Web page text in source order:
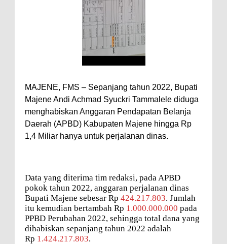
MAJENE, FMS – Sepanjang tahun 2022, Bupati
Majene Andi Achmad Syuckri Tammalele diduga
menghabiskan Anggaran Pendapatan Belanja
Daerah (APBD) Kabupaten Majene hingga Rp
1,4 Miliar hanya untuk perjalanan dinas.
Data yang diterima tim redaksi, pada APBD
pokok tahun 2022, anggaran perjalanan dinas
Bupati Majene sebesar Rp 424.217.803. Jumlah
itu kemudian bertambah Rp 1.000.000.000 pada
PPBD Perubahan 2022, sehingga total dana yang
dihabiskan sepanjang tahun 2022 adalah
Rp 1.424.217.803.